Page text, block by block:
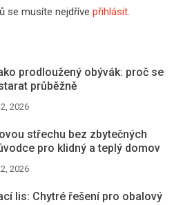
se musíte nejdříve přihlásit.
prodloužený obývák: proč se
průběžně
2026
střechu bez zbytečných
pro klidný a teplý domov
2026
lis: Chytré řešení pro obalový